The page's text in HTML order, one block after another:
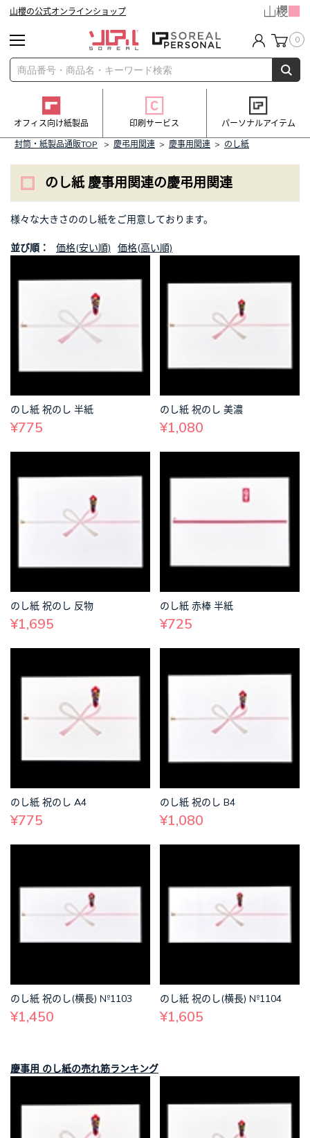
山櫻の公式オンラインショップ
0
オフィス向け紙製品 印刷サービス
パーソナルアイテム
封筒・紙製品通販TOP
> 慶弔用関連 > 慶事用関連 > のし紙
のし紙 慶事用関連の慶弔用関連
様々な大きさののし紙をご用意しております。
並び順： 価格(安い順) 価格(高い順)
のし紙 祝のし 半紙
¥775
のし紙 祝のし 美濃
¥1,080
のし紙 祝のし 反物
¥1,695
のし紙 赤棒 半紙
¥725
のし紙 祝のし A4
¥775
のし紙 祝のし B4
¥1,080
のし紙 祝のし(横長) №1103
¥1,450
のし紙 祝のし(横長) №1104
¥1,605
慶事用 のし紙の売れ筋ランキング